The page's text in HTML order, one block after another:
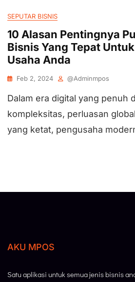
SEPUTAR BISNIS
10 Alasan Pentingnya
Bisnis Yang Tepat
Usaha Anda
Feb 2, 2024 @adminmpos
Dalam era digital yang penuh
kompleksitas, perluasan
yang ketat, pengusaha
AKU MPOS
Satu aplikasi untuk semua jenis bisnis